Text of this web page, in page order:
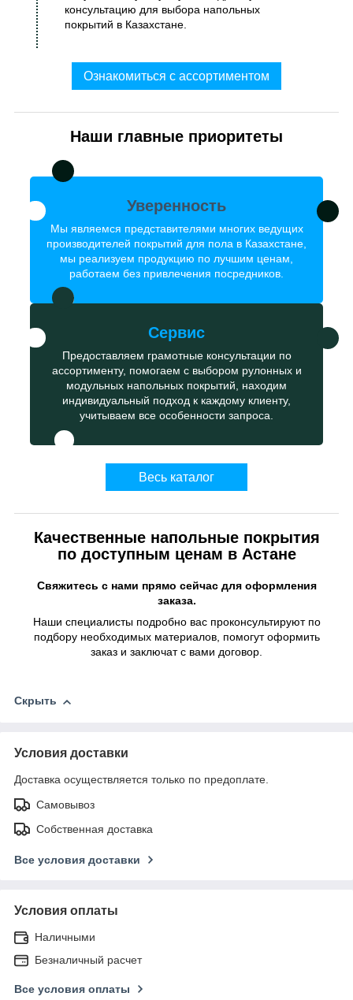
консультацию для выбора напольных
покрытий в Казахстане.
Ознакомиться с ассортиментом
Наши главные приоритеты
Уверенность
Мы являемся представителями многих ведущих
производителей покрытий для пола в Казахстане,
мы реализуем продукцию по лучшим ценам,
работаем без привлечения посредников.
Сервис
Предоставляем грамотные консультации по
ассортименту, помогаем с выбором рулонных и
модульных напольных покрытий, находим
индивидуальный подход к каждому клиенту,
учитываем все особенности запроса.
Весь каталог
Качественные напольные покрытия
по доступным ценам в Астане
Свяжитесь с нами прямо сейчас для оформления
заказа.
Наши специалисты подробно вас проконсультируют по
подбору необходимых материалов, помогут оформить
заказ и заключат с вами договор.
Скрыть
Условия доставки
Доставка осуществляется только по предоплате.
Самовывоз
Собственная доставка
Все условия доставки
Условия оплаты
Наличными
Безналичный расчет
Все условия оплаты